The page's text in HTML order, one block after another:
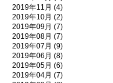
2019年11月 (4)
2019年10月 (2)
2019年09月 (7)
2019年08月 (7)
2019年07月 (9)
2019年06月 (8)
2019年05月 (6)
2019年04月 (7)